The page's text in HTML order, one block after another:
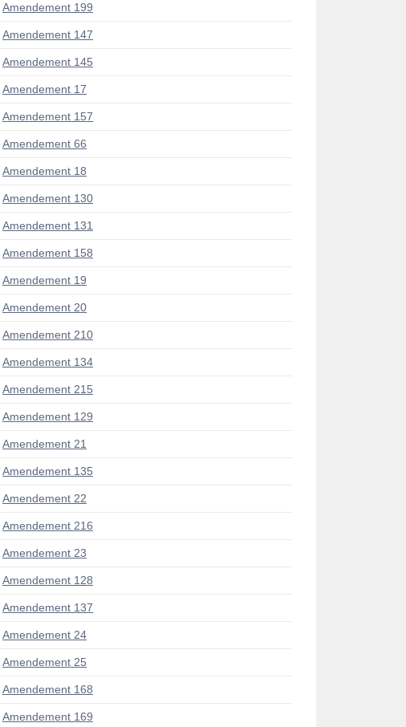
Amendement 199
Amendement 147
Amendement 145
Amendement 17
Amendement 157
Amendement 66
Amendement 18
Amendement 130
Amendement 131
Amendement 158
Amendement 19
Amendement 20
Amendement 210
Amendement 134
Amendement 215
Amendement 129
Amendement 21
Amendement 135
Amendement 22
Amendement 216
Amendement 23
Amendement 128
Amendement 137
Amendement 24
Amendement 25
Amendement 168
Amendement 169